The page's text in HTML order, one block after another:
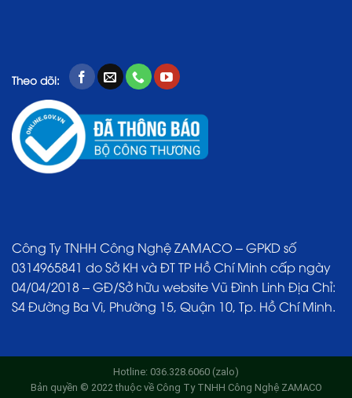
Theo dõi:
Công Ty TNHH Công Nghệ ZAMACO – GPKD số
0314965841 do Sở KH và ĐT TP Hồ Chí Minh cấp ngày
04/04/2018 – GĐ/Sở hữu website Vũ Đình Linh Địa Chỉ:
S4 Đường Ba Vì, Phường 15, Quận 10, Tp. Hồ Chí Minh.
Hotline: 036.328.6060 (zalo)
Bản quyền © 2022 thuộc về Công Ty TNHH Công Nghệ ZAMACO